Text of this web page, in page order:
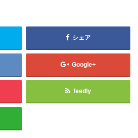
シェア
Google+
feedly